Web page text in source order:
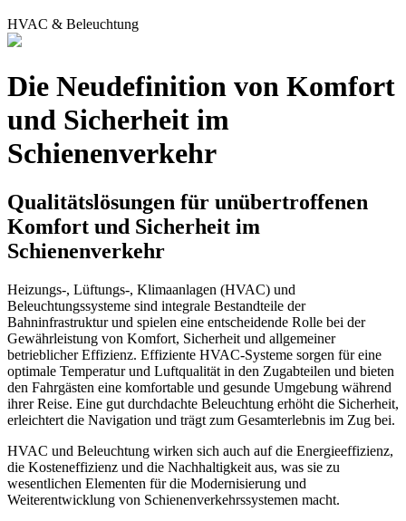
HVAC & Beleuchtung
Die Neudefinition von Komfort
und Sicherheit im
Schienenverkehr
Qualitätslösungen für unübertroffenen
Komfort und Sicherheit im
Schienenverkehr
Heizungs-, Lüftungs-, Klimaanlagen (HVAC) und
Beleuchtungssysteme sind integrale Bestandteile der
Bahninfrastruktur und spielen eine entscheidende Rolle bei der
Gewährleistung von Komfort, Sicherheit und allgemeiner
betrieblicher Effizienz. Effiziente HVAC-Systeme sorgen für eine
optimale Temperatur und Luftqualität in den Zugabteilen und bieten
den Fahrgästen eine komfortable und gesunde Umgebung während
ihrer Reise. Eine gut durchdachte Beleuchtung erhöht die Sicherheit,
erleichtert die Navigation und trägt zum Gesamterlebnis im Zug bei.
HVAC und Beleuchtung wirken sich auch auf die Energieeffizienz,
die Kosteneffizienz und die Nachhaltigkeit aus, was sie zu
wesentlichen Elementen für die Modernisierung und
Weiterentwicklung von Schienenverkehrssystemen macht.